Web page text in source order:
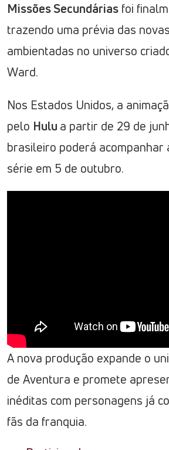
Missões Secundárias foi
trazendo uma prévia das
ambientadas no universo
Ward.
Nos Estados Unidos, a
pelo Hulu a partir de 29 de
brasileiro poderá acompanhar
série em 5 de outubro.
A nova produção expande o
de Aventura e promete
inéditas com personagens já
fãs da franquia.